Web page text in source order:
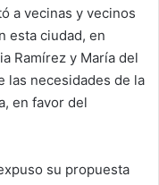
a vecinas y vecinos
esta ciudad, en
Ramírez y María del
las necesidades de la
en favor del
su propuesta